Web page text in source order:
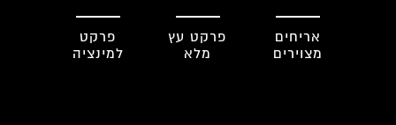
פרקט עץ
מלא
פרקט
למינציה
אריחי ענק